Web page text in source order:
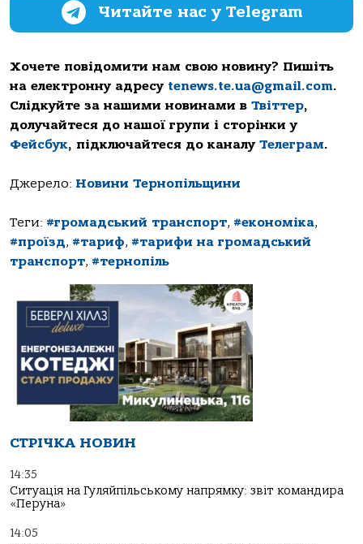
Читайте нас у Telegram
Хочете повідомити нам свою новину? Пишіть
на електронну адресу tenews.te.ua@gmail.com.
Слідкуйте за нашими новинами в Твіттер,
долучайтеся до нашої групи і сторінки у
Фейсбук, підключайтеся до каналу Телеграм.
Джерело: Новини Тернопільщини
Теги: #громадський транспорт, #економіка,
#проїзд, #тариф, #тарифи на громадський
транспорт, #тернопіль
СТРІЧКА НОВИН
14:35
Ситуація на Гуляйпільському напрямку: звіт командира
«Перуна»
14:05